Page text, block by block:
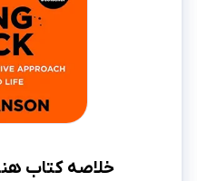
خلاصه کتاب